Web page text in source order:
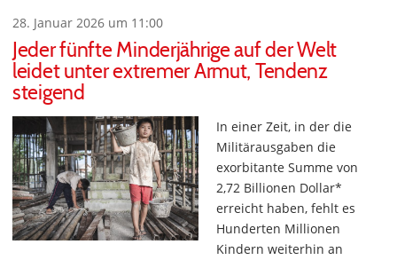
28. Januar 2026 um 11:00
Jeder fünfte Minderjährige auf der Welt
leidet unter extremer Armut, Tendenz
steigend
In einer Zeit, in der die
Militärausgaben die
exorbitante Summe von
2,72 Billionen Dollar*
erreicht haben, fehlt es
Hunderten Millionen
Kindern weiterhin an